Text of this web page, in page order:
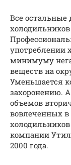
Все остальные
употреблении
минимуму
веществ на
Уменьшается
захоронению.
объемов
вовлеченных в
компании
2000 года.